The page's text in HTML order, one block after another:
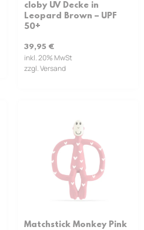
cloby UV Decke in
Leopard Brown – UPF
50+
39,95 €
inkl. 20% MwSt
zzgl. Versand
Matchstick Monkey Pink